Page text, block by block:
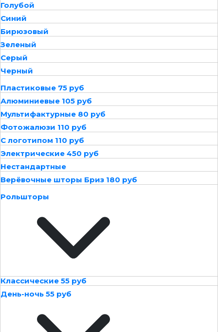
Голубой
Синий
Бирюзовый
Зеленый
Серый
Черный
Пластиковые 75 руб
Алюминиевые 105 руб
Мультифактурные 80 руб
Фотожалюзи 110 руб
С логотипом 110 руб
Электрические 450 руб
Нестандартные
Верёвочные шторы Бриз 180 руб
Рольшторы
Классические 55 руб
День-ночь 55 руб